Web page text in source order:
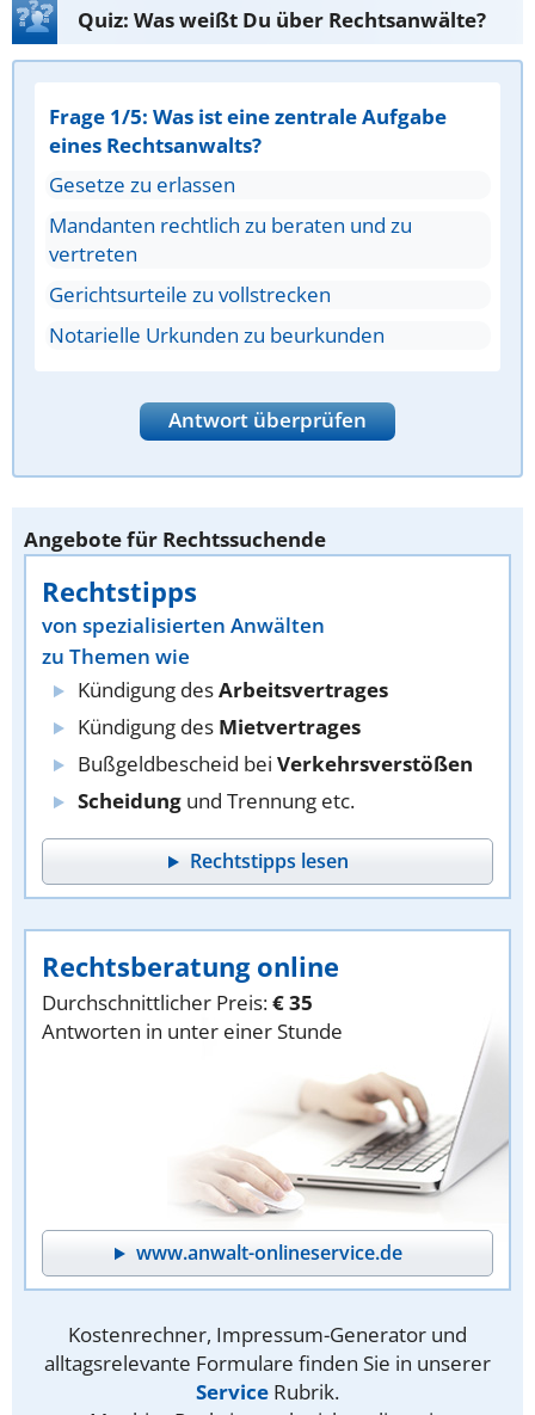
Quiz: Was weißt Du über Rechtsanwälte?
Frage 1/5: Was ist eine zentrale Aufgabe
eines Rechtsanwalts?
Gesetze zu erlassen
Mandanten rechtlich zu beraten und zu
vertreten
Gerichtsurteile zu vollstrecken
Notarielle Urkunden zu beurkunden
Antwort überprüfen
Angebote für Rechtssuchende
Rechtstipps
von spezialisierten Anwälten
zu Themen wie
Kündigung desArbeitsvertrages
Kündigung des Mietvertrages
Bußgeldbescheid bei Verkehrsverstößen
Scheidung und Trennung etc.
Rechtstipps lesen
Rechtsberatung online
Durchschnittlicher Preis:€ 35
Antworten in unter einer Stunde
www.anwalt-onlineservice.de
Kostenrechner, Impressum-Generator und
alltagsrelevante Formulare finden Sie in unserer
Service Rubrik.